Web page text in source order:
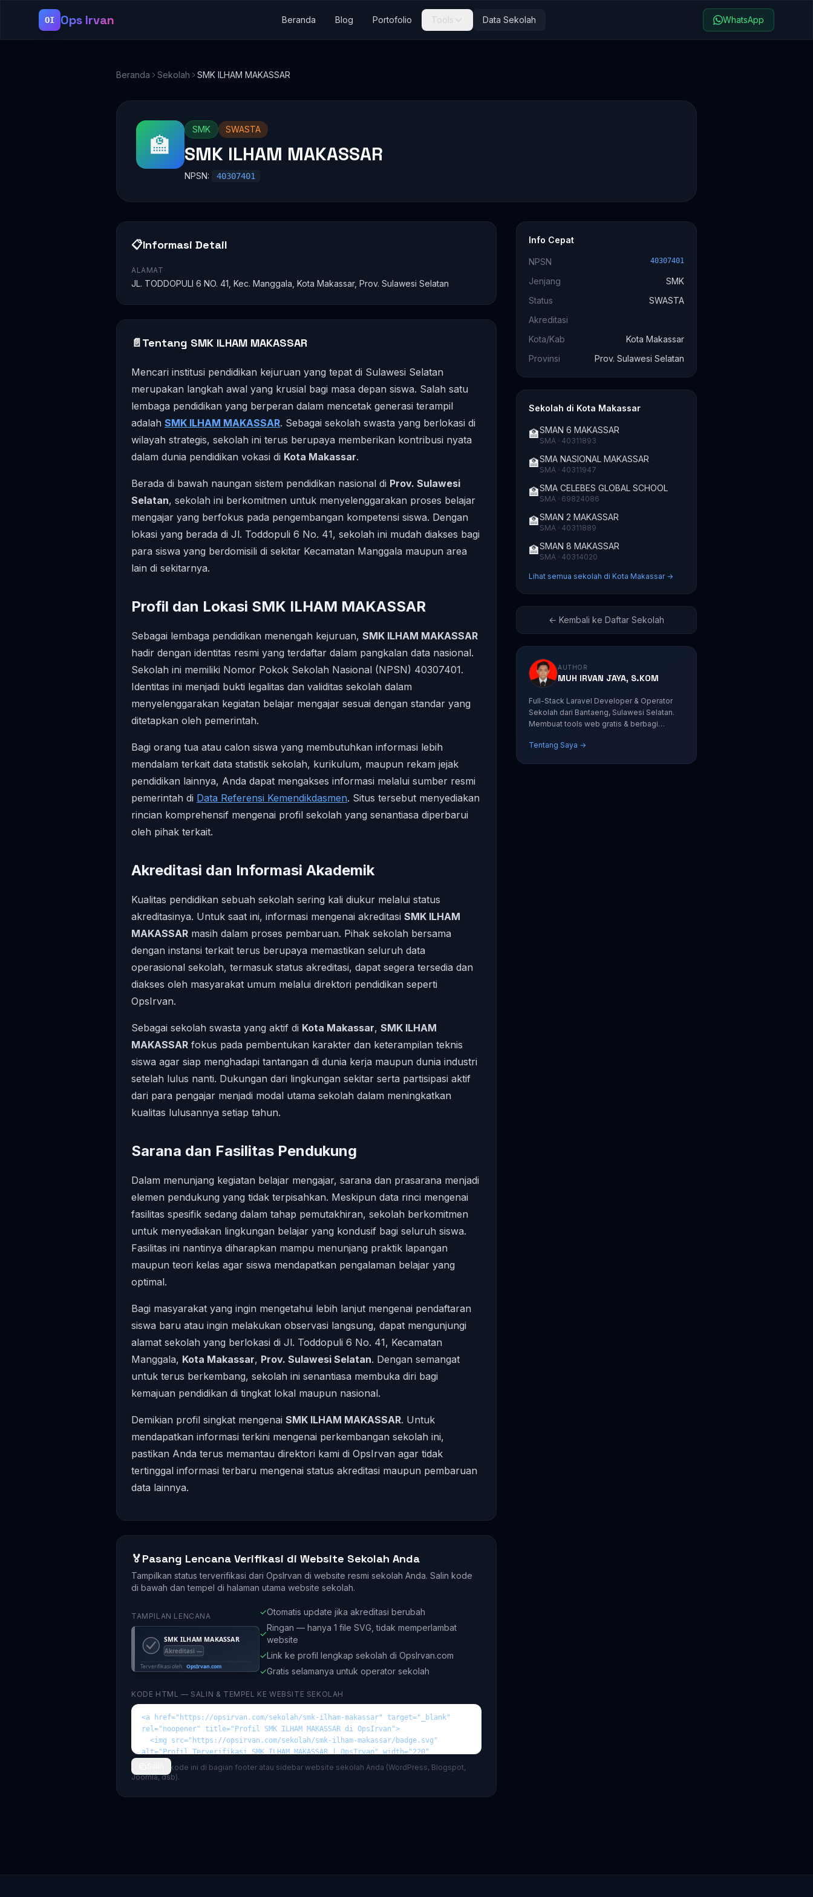
OI Ops Irvan Beranda Blog Portofolio Tools Data Sekolah WhatsApp
Beranda Sekolah SMK ILHAM MAKASSAR
🏫
SMK SWASTA
SMK ILHAM MAKASSAR
NPSN: 40307401
📋Informasi Detail
ALAMAT
JL. TODDOPULI 6 NO. 41, Kec. Manggala, Kota Makassar, Prov. Sulawesi Selatan
📄Tentang SMK ILHAM MAKASSAR
Mencari institusi pendidikan kejuruan yang tepat di Sulawesi Selatan
merupakan langkah awal yang krusial bagi masa depan siswa. Salah satu
lembaga pendidikan yang berperan dalam mencetak generasi terampil
adalah SMK ILHAM MAKASSAR. Sebagai sekolah swasta yang berlokasi di
wilayah strategis, sekolah ini terus berupaya memberikan kontribusi nyata
dalam dunia pendidikan vokasi di Kota Makassar.
Berada di bawah naungan sistem pendidikan nasional di Prov. Sulawesi
Selatan, sekolah ini berkomitmen untuk menyelenggarakan proses belajar
mengajar yang berfokus pada pengembangan kompetensi siswa. Dengan
lokasi yang berada di Jl. Toddopuli 6 No. 41, sekolah ini mudah diakses bagi
para siswa yang berdomisili di sekitar Kecamatan Manggala maupun area
lain di sekitarnya.
Profil dan Lokasi SMK ILHAM MAKASSAR
Sebagai lembaga pendidikan menengah kejuruan, SMK ILHAM MAKASSAR
hadir dengan identitas resmi yang terdaftar dalam pangkalan data nasional.
Sekolah ini memiliki Nomor Pokok Sekolah Nasional (NPSN) 40307401.
Identitas ini menjadi bukti legalitas dan validitas sekolah dalam
menyelenggarakan kegiatan belajar mengajar sesuai dengan standar yang
ditetapkan oleh pemerintah.
Bagi orang tua atau calon siswa yang membutuhkan informasi lebih
mendalam terkait data statistik sekolah, kurikulum, maupun rekam jejak
pendidikan lainnya, Anda dapat mengakses informasi melalui sumber resmi
pemerintah di Data Referensi Kemendikdasmen. Situs tersebut menyediakan
rincian komprehensif mengenai profil sekolah yang senantiasa diperbarui
oleh pihak terkait.
Akreditasi dan Informasi Akademik
Kualitas pendidikan sebuah sekolah sering kali diukur melalui status
akreditasinya. Untuk saat ini, informasi mengenai akreditasi SMK ILHAM
MAKASSAR masih dalam proses pembaruan. Pihak sekolah bersama
dengan instansi terkait terus berupaya memastikan seluruh data
operasional sekolah, termasuk status akreditasi, dapat segera tersedia dan
diakses oleh masyarakat umum melalui direktori pendidikan seperti
OpsIrvan.
Sebagai sekolah swasta yang aktif di Kota Makassar, SMK ILHAM
MAKASSAR fokus pada pembentukan karakter dan keterampilan teknis
siswa agar siap menghadapi tantangan di dunia kerja maupun dunia industri
setelah lulus nanti. Dukungan dari lingkungan sekitar serta partisipasi aktif
dari para pengajar menjadi modal utama sekolah dalam meningkatkan
kualitas lulusannya setiap tahun.
Sarana dan Fasilitas Pendukung
Dalam menunjang kegiatan belajar mengajar, sarana dan prasarana menjadi
elemen pendukung yang tidak terpisahkan. Meskipun data rinci mengenai
fasilitas spesifik sedang dalam tahap pemutakhiran, sekolah berkomitmen
untuk menyediakan lingkungan belajar yang kondusif bagi seluruh siswa.
Fasilitas ini nantinya diharapkan mampu menunjang praktik lapangan
maupun teori kelas agar siswa mendapatkan pengalaman belajar yang
optimal.
Bagi masyarakat yang ingin mengetahui lebih lanjut mengenai pendaftaran
siswa baru atau ingin melakukan observasi langsung, dapat mengunjungi
alamat sekolah yang berlokasi di Jl. Toddopuli 6 No. 41, Kecamatan
Manggala, Kota Makassar, Prov. Sulawesi Selatan. Dengan semangat
untuk terus berkembang, sekolah ini senantiasa membuka diri bagi
kemajuan pendidikan di tingkat lokal maupun nasional.
Demikian profil singkat mengenai SMK ILHAM MAKASSAR. Untuk
mendapatkan informasi terkini mengenai perkembangan sekolah ini,
pastikan Anda terus memantau direktori kami di OpsIrvan agar tidak
tertinggal informasi terbaru mengenai status akreditasi maupun pembaruan
data lainnya.
🏅Pasang Lencana Verifikasi di Website Sekolah Anda
Tampilkan status terverifikasi dari OpsIrvan di website resmi sekolah Anda. Salin kode
di bawah dan tempel di halaman utama website sekolah.
TAMPILAN LENCANA ✓Otomatis update jika akreditasi berubah
✓
Ringan — hanya 1 file SVG, tidak memperlambat
website
✓Link ke profil lengkap sekolah di OpsIrvan.com
✓Gratis selamanya untuk operator sekolah
KODE HTML — SALIN & TEMPEL KE WEBSITE SEKOLAH
💡 Tempel kode ini di bagian footer atau sidebar website sekolah Anda (WordPress, Blogspot,
Joomla, dsb).
Info Cepat
NPSN 40307401
Jenjang
SMK
Status
SWASTA
Akreditasi
Kota/Kab
Kota Makassar
Provinsi
Prov. Sulawesi Selatan
Sekolah di Kota Makassar
🏫SMAN 6 MAKASSAR
SMA · 40311893
🏫SMA NASIONAL MAKASSAR
SMA · 40311947
🏫SMA CELEBES GLOBAL SCHOOL
SMA · 69824086
🏫SMAN 2 MAKASSAR
SMA · 40311889
🏫SMAN 8 MAKASSAR
SMA · 40314020
Lihat semua sekolah di Kota Makassar →
← Kembali ke Daftar Sekolah
AUTHOR
MUH IRVAN JAYA, S.KOM
Full-Stack Laravel Developer & Operator
Sekolah dari Bantaeng, Sulawesi Selatan.
Membuat tools web gratis & berbagi
Tentang Saya →